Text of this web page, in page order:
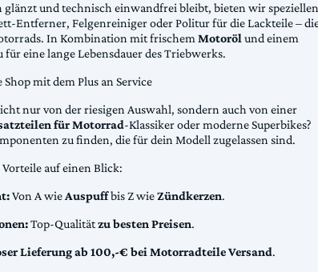
und technisch einwandfrei bleibt, bieten wir speziellen
Entferner, Felgenreiniger oder Politur für die Lackteile –
In Kombination mit frischemMotorölund einem
für eine lange Lebensdauer des Triebwerks.
mit dem Plus an Service
nur von der riesigen Auswahl, sondern auch von einer
für Motorrad-Klassiker oder moderne Superbikes?
zu finden, die für dein Modell zugelassen sind.
auf einen Blick:
Von A wieAuspuffbis Z wieZündkerzen.
Top-Qualitätzu besten Preisen.
Lieferung ab 100,-€ bei Motorradteile Versand.